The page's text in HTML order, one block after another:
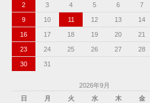
2 3 4 5 6 7
9 10 11 12 13 14
16 17 18 19 20 21
23 24 25 26 27 28
30 31
2026年9月
日
月 火 水 木 金